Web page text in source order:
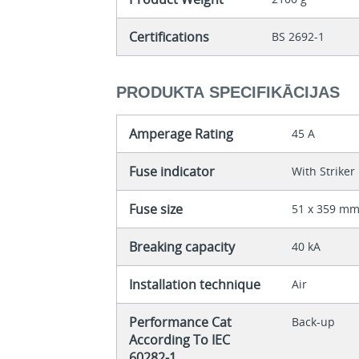
Certifications BS 2692-1
PRODUKTA SPECIFIKĀCIJAS
Amperage Rating 45 A
Fuse indicator With Striker
Fuse size 51 x 359
Breaking capacity 40 kA
Installation technique Air
Performance Cat
According To IEC
Back-up